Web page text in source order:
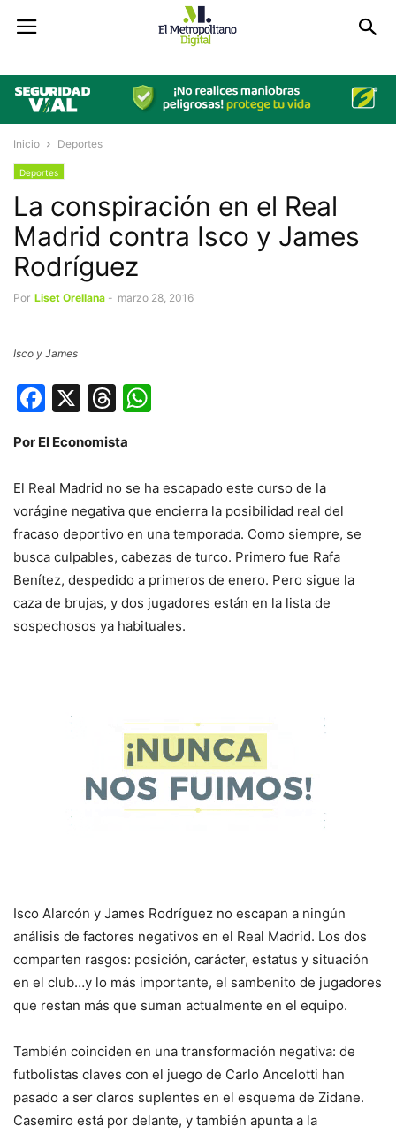
Inicio Deportes
Deportes
La conspiración en el Real
Madrid contra Isco y James
Rodríguez
Por Liset Orellana - marzo 28, 2016
Isco y James
Facebook
X Threads
Por El Economista
El Real Madrid no se ha escapado este curso de la
vorágine negativa que encierra la posibilidad real del
fracaso deportivo en una temporada. Como siempre, se
busca culpables, cabezas de turco. Primero fue Rafa
Benítez, despedido a primeros de enero. Pero sigue la
caza de brujas, y dos jugadores están en la lista de
sospechosos ya habituales.
Isco Alarcón y James Rodríguez no escapan a ningún
análisis de factores negativos en el Real Madrid. Los dos
comparten rasgos: posición, carácter, estatus y situación
en el club…y lo más importante, el sambenito de jugadores
que restan más que suman actualmente en el equipo.
También coinciden en una transformación negativa: de
futbolistas claves con el juego de Carlo Ancelotti han
pasado a ser claros suplentes en el esquema de Zidane.
Casemiro está por delante, y también apunta a la